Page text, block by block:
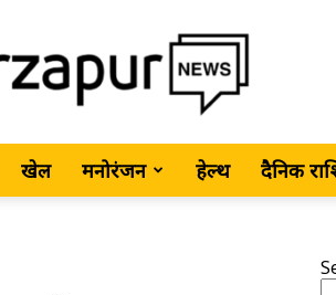
MirzapurNews.com
खेल मनोरंजन हेल्थ दैनिक